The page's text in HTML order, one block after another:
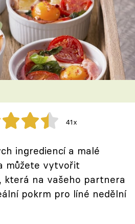
41x
ingrediencí a malé
můžete vytvořit
která na vašeho partnera
pokrm pro líné nedělní